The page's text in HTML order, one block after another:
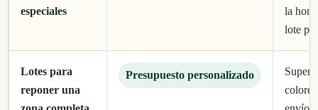
especiales
la
lote
Lotes para
reponer una
Presupuesto personalizado